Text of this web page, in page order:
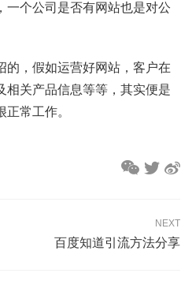
一个公司是否有网站也是对公
的，假如运营好网站，客户在
相关产品信息等等，其实便是
常工作。
NEXT
百度知道引流方法分享